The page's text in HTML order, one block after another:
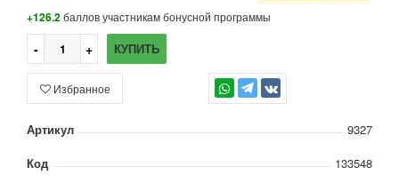
+126.2баллов участникам бонусной программы
КУПИТЬ
TG
Избранное
Артикул
9327
Код
133548